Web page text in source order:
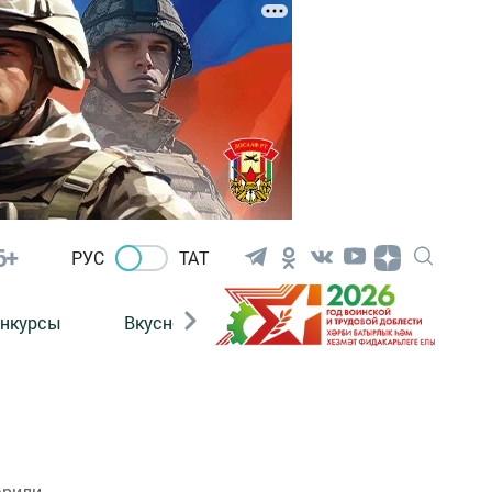
РУС ТАТ
Вкусности Фотогалерея